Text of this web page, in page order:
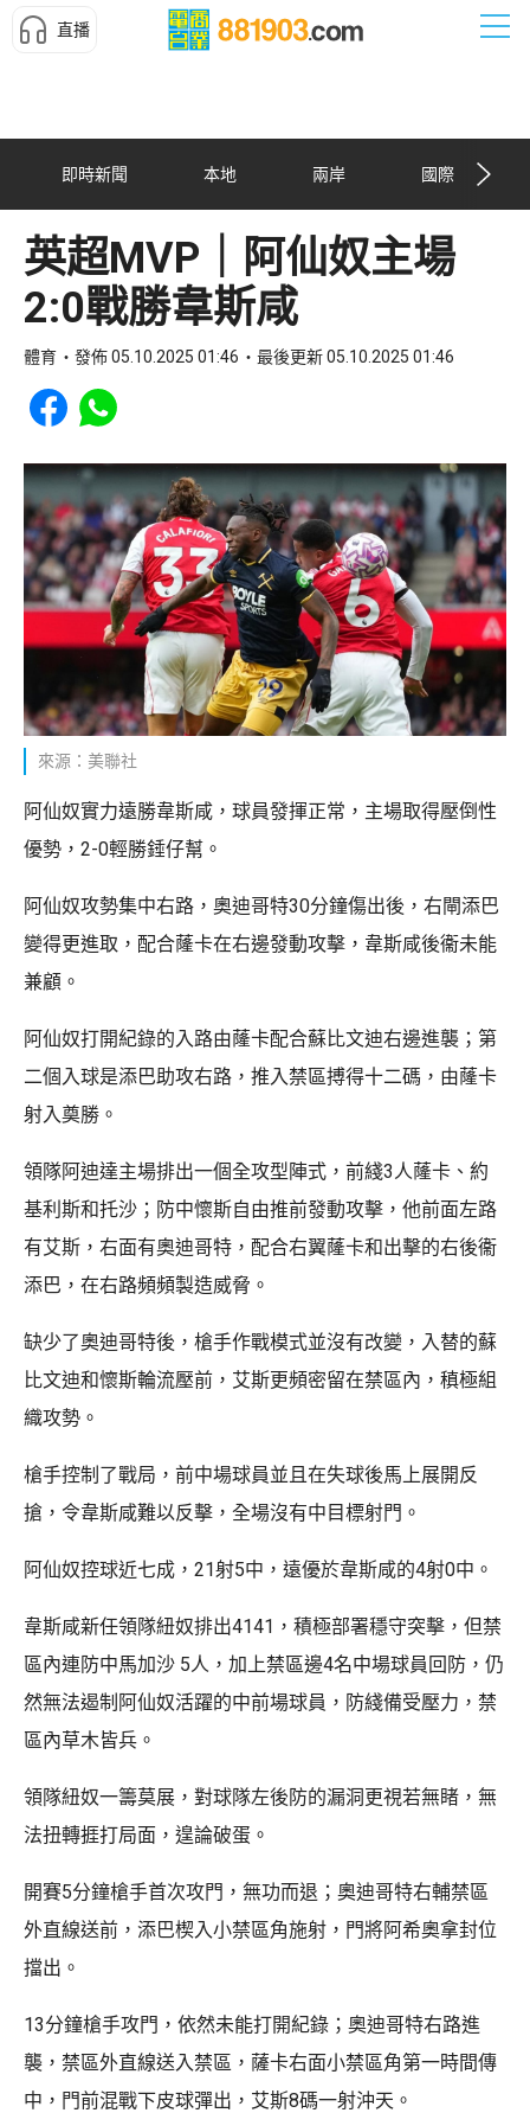
直播
即時新聞 本地 兩岸 國際
英超MVP｜阿仙奴主場
2:0戰勝韋斯咸
體育 發佈 05.10.2025 01:46 最後更新 05.10.2025 01:46
Share to Facebook
Share to WhatsApp
來源：美聯社
阿仙奴實力遠勝韋斯咸，球員發揮正常，主場取得壓倒性
優勢，2-0輕勝錘仔幫。
阿仙奴攻勢集中右路，奧迪哥特30分鐘傷出後，右閘添巴
變得更進取，配合蕯卡在右邊發動攻擊，韋斯咸後衞未能
兼顧。
阿仙奴打開紀錄的入路由蕯卡配合蘇比文迪右邊進襲；第
二個入球是添巴助攻右路，推入禁區搏得十二碼，由蕯卡
射入奠勝。
領隊阿迪達主場排出一個全攻型陣式，前綫3人蕯卡、約
基利斯和托沙；防中懷斯自由推前發動攻擊，他前面左路
有艾斯，右面有奧迪哥特，配合右翼蕯卡和出擊的右後衞
添巴，在右路頻頻製造威脅。
缺少了奧迪哥特後，槍手作戰模式並沒有改變，入替的蘇
比文迪和懷斯輪流壓前，艾斯更頻密留在禁區內，稹極組
織攻勢。
槍手控制了戰局，前中場球員並且在失球後馬上展開反
搶，令韋斯咸難以反擊，全場沒有中目標射門。
阿仙奴控球近七成，21射5中，遠優於韋斯咸的4射0中。
韋斯咸新任領隊紐奴排出4141，積極部署穩守突擊，但禁
區內連防中馬加沙 5人，加上禁區邊4名中場球員回防，仍
然無法遏制阿仙奴活躍的中前場球員，防綫備受壓力，禁
區內草木皆兵。
領隊紐奴一籌莫展，對球隊左後防的漏洞更視若無睹，無
法扭轉捱打局面，遑論破蛋。
開賽5分鐘槍手首次攻門，無功而退；奧迪哥特右輔禁區
外直線送前，添巴楔入小禁區角施射，門將阿希奧拿封位
擋出。
13分鐘槍手攻門，依然未能打開紀錄；奧迪哥特右路進
襲，禁區外直線送入禁區，薩卡右面小禁區角第一時間傳
中，門前混戰下皮球彈出，艾斯8碼一射沖天。